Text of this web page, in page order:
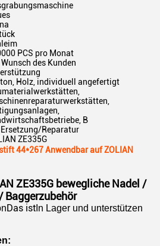
PCS pro Monat
des Kunden
Holz, individuell angefertigt
B
Reparatur
ZE335G
44*267 Anwendbar auf ZOLIAN
ZE335G bewegliche Nadel /
Baggerzubehör
Das ist In Lager und unterstützen